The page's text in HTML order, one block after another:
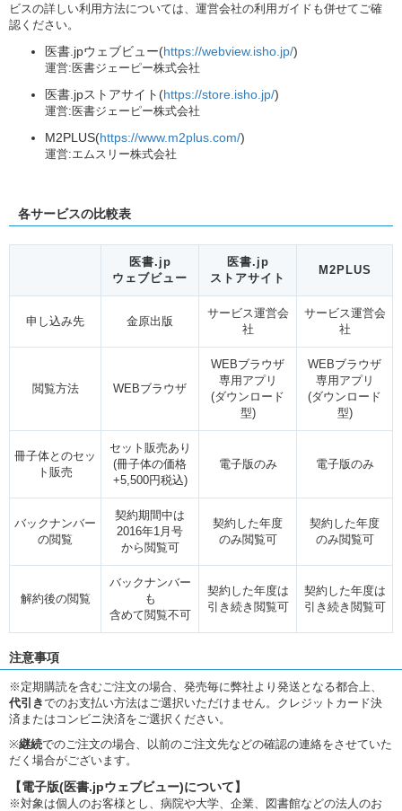
ビスの詳しい利用方法については、運営会社の利用ガイドも併せてご確
認ください。
医書.jpウェブビュー(https://webview.isho.jp/)
運営:医書ジェーピー株式会社
医書.jpストアサイト(https://store.isho.jp/)
運営:医書ジェーピー株式会社
M2PLUS(https://www.m2plus.com/)
運営:エムスリー株式会社
各サービスの比較表
医書.jp
ウェブビュー
医書.jp
ストアサイト
M2PLUS
申し込み先 金原出版
サービス運営会
社
サービス運営会
社
閲覧方法 WEBブラウザ
WEBブラウザ
専用アプリ
(ダウンロード
型)
WEBブラウザ
専用アプリ
(ダウンロード
型)
冊子体とのセッ
ト販売
セット販売あり
(冊子体の価格
+5,500円税込)
電子版のみ 電子版のみ
バックナンバー
の閲覧
契約期間中は
2016年1月号
から閲覧可
契約した年度
のみ閲覧可
契約した年度
のみ閲覧可
解約後の閲覧
バックナンバー
も
含めて閲覧不可
契約した年度は
引き続き閲覧可
契約した年度は
引き続き閲覧可
注意事項
※定期購読を含むご注文の場合、発売毎に弊社より発送となる都合上、
代引きでのお支払い方法はご選択いただけません。クレジットカード決
済またはコンビニ決済をご選択ください。
※継続でのご注文の場合、以前のご注文先などの確認の連絡をさせていた
だく場合がございます。
【電子版(医書.jpウェブビュー)について】
※対象は個人のお客様とし、病院や大学、企業、図書館などの法人のお